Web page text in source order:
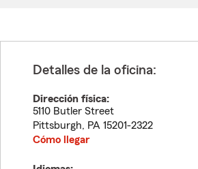
Detalles de la oficina:
Dirección física:
5110 Butler Street
Pittsburgh, PA 15201-2322
Cómo llegar